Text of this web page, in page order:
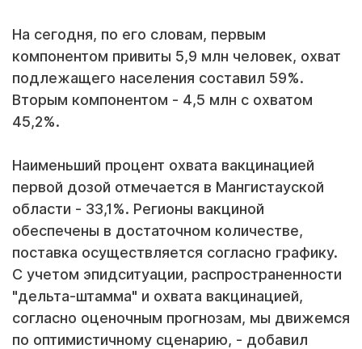
На сегодня, по его словам, первым
компонентом привиты 5,9 млн человек, охват
подлежащего населения составил 59%.
Вторым компонентом - 4,5 млн с охватом
45,2%.
Наименьший процент охвата вакцинацией
первой дозой отмечается в Мангистауской
области - 33,1%. Регионы вакциной
обеспечены в достаточном количестве,
поставка осуществляется согласно графику.
С учетом эпидситуации, распространенности
"дельта-штамма" и охвата вакцинацией,
согласно оценочным прогнозам, мы движемся
по оптимистичному сценарию, - добавил